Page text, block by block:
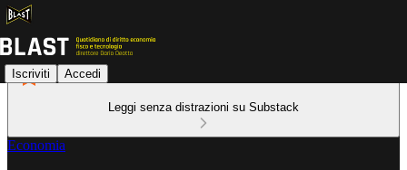
Iscriviti Accedi
Leggi senza distrazioni su Substack
Economia